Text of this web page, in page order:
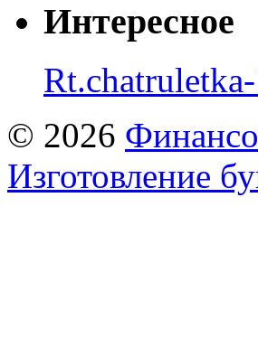
Интересное
© 2026
Изготовление